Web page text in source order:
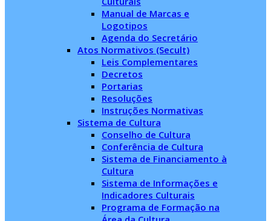
Manual de Marcas e
Logotipos
Agenda do Secretário
Atos Normativos (Secult)
Leis Complementares
Decretos
Portarias
Resoluções
Instruções Normativas
Sistema de Cultura
Conselho de Cultura
Conferência de Cultura
Sistema de Financiamento à
Cultura
Sistema de Informações e
Indicadores Culturais
Programa de Formação na